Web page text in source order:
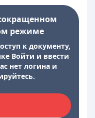
режиме
к документу,
Войти и ввести
нет логина и